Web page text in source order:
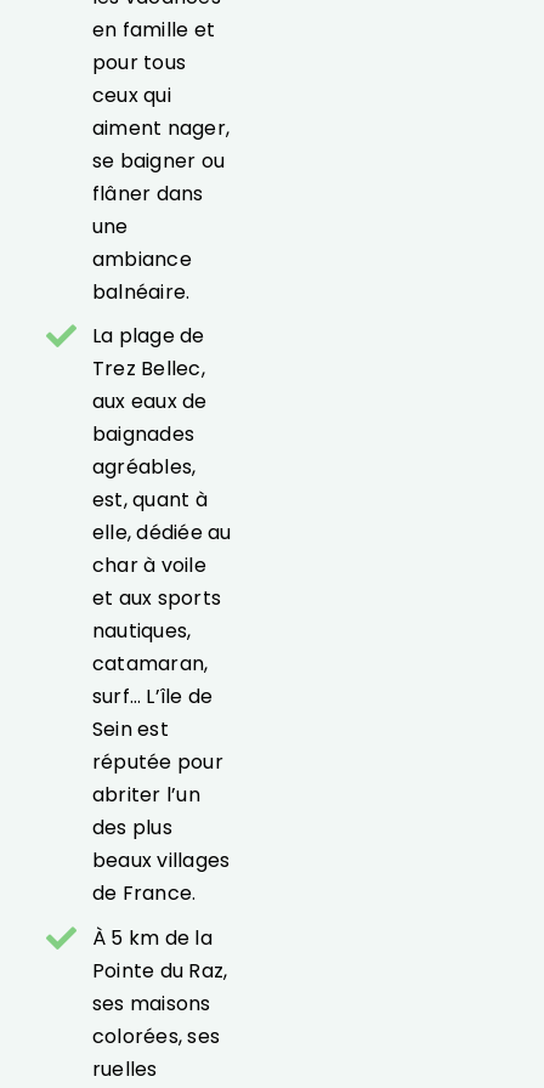
en famille et
pour tous
ceux qui
aiment nager,
se baigner ou
flâner dans
une
ambiance
balnéaire.
La plage de
Trez Bellec,
aux eaux de
baignades
agréables,
est, quant à
elle, dédiée au
char à voile
et aux sports
nautiques,
catamaran,
surf… L’île de
Sein est
réputée pour
abriter l’un
des plus
beaux villages
de France.
À 5 km de la
Pointe du Raz,
ses maisons
colorées, ses
ruelles